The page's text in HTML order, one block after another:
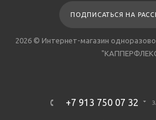
ПОДПИСАТЬСЯ НА
2026 © Интернет-магазин
+7 913 750 07 32